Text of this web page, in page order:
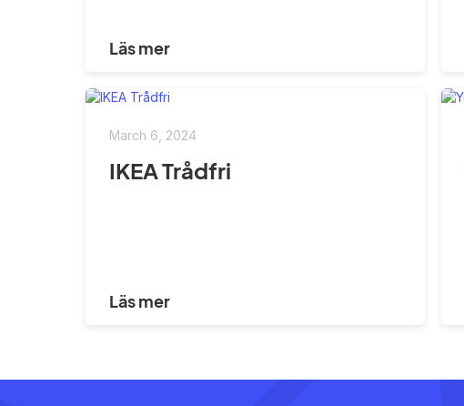
Läs mer
March 6, 2024
IKEA Trådfri
Läs mer